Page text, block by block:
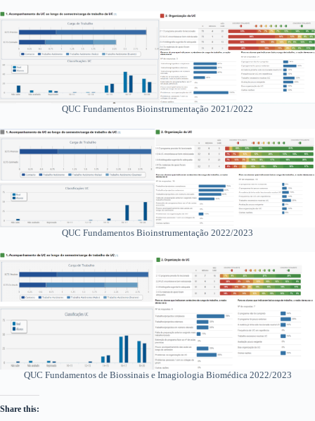
QUC Fundamentos Bioinstrumentação 2021/2022
QUC Fundamentos Bioinstrumentação 2022/2023
QUC Fundamentos de Biossinais e Imagiologia Biomédica 2022/2023
Share this: